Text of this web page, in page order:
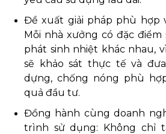
Đề xuất giải pháp phù hợp
Mỗi nhà xưởng có đặc
phát sinh nhiệt khác nhau,
sẽ khảo sát thực tế và
dựng, chống nóng phù
quả đầu tư.
Đồng hành cùng doanh
trình sử dụng: Không chỉ